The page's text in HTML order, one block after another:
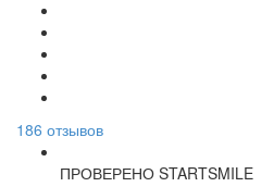
186 отзывов
ПРОВЕРЕНО STARTSMILE